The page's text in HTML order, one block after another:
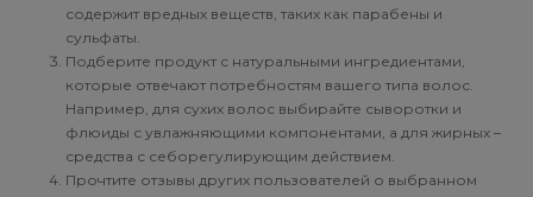
содержит вредных веществ, таких как парабены и
сульфаты.
Подберите продукт с натуральными ингредиентами,
которые отвечают потребностям вашего типа волос.
Например, для сухих волос выбирайте сыворотки и
флюиды с увлажняющими компонентами, а для жирных –
средства с себорегулирующим действием.
Прочтите отзывы других пользователей о выбранном